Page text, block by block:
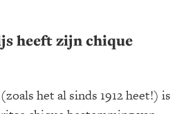
heeft zijn chique
het al sinds 1912 heet!) is